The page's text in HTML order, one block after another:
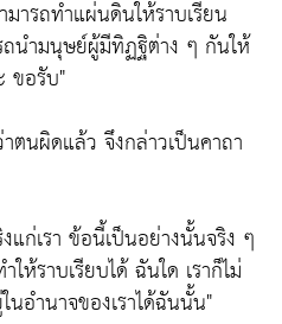
ารถทำแผ่นดินให้ราบเรียน
ถนำมนุษย์ผู้มีทิฏฐิต่าง ๆ กันให้
ขอรับ"
ตนผิดแล้ว จึงกล่าวเป็นคาถา
แก่เรา ข้อนี้เป็นอย่างนั้นจริง ๆ
ห้ราบเรียบได้ ฉันใด เราก็ไม่
อำนาจของเราได้ฉันนั้น"